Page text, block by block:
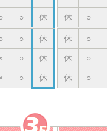
○ 休 休 ○
○ 休 休 ○
○ 休 休 ○
○ 休 休 ○